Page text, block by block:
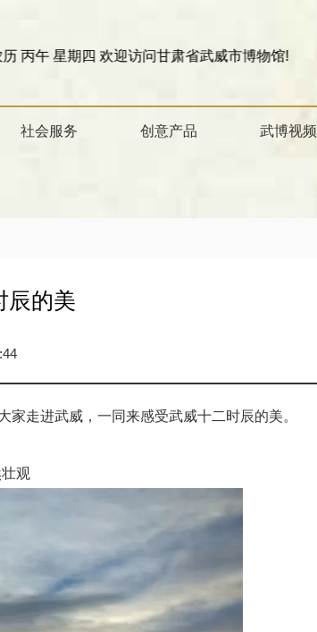
问甘肃省武威市博物馆!
社会服务 创意产品 武博视频
辰的美
走进武威，一同来感受武威十二时辰的美。
观